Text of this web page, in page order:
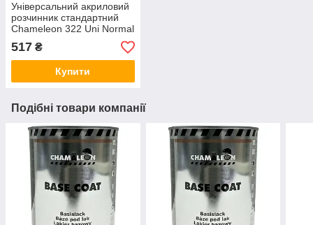
Універсальний акриловий
розчинник стандартний
Chameleon 322 Uni Normal
Acryl Thinner 1л
517 ₴
Купити
Подібні товари компанії